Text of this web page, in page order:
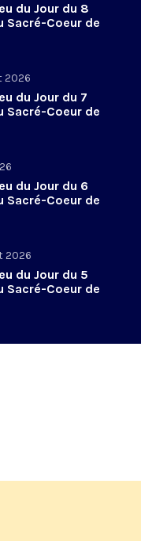
du Jour du 8
Sacré-Coeur de
2026
du Jour du 7
Sacré-Coeur de
du Jour du 6
Sacré-Coeur de
2026
du Jour du 5
Sacré-Coeur de